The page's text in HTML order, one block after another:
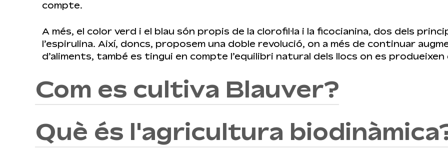
compte.
A més, el color verd i el blau són propis de la clorofil·la i la ficocianina, dos dels
l’espirulina. Així, doncs, proposem una doble revolució, on a més de continuar
d’aliments, també es tingui en compte l’equilibri natural dels llocs on es produeixen
Com es cultiva Blauver?
Aquest tipus dagricultura de producció ecològica agrícola es basa en entendre el
Els seus pilars contemplen, entre altres, la restricció de químics, així com entendre
Què és l'agricultura